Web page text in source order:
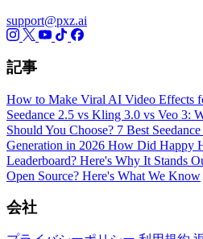
support@pxz.ai
記事
How to Make Viral AI Video Effects
Seedance 2.5 vs Kling 3.0 vs Veo 3:
Should You Choose? 7 Best
Generation in 2026 How Did Happy
Leaderboard? Here's Why It Stands
Open Source? Here's What We Know
会社